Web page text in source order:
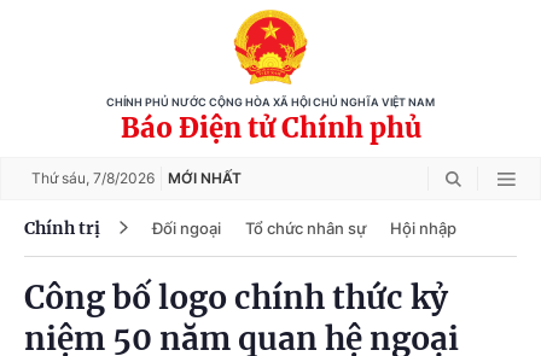
CHÍNH PHỦ NƯỚC CỘNG HÒA XÃ HỘI CHỦ NGHĨA VIỆT NAM
Báo Điện tử Chính phủ
Thứ sáu, 7/8/2026 MỚI NHẤT
Chính trị Đối ngoại Tổ chức nhân sự Hội nhập
Công bố logo chính thức kỷ
niệm 50 năm quan hệ ngoại